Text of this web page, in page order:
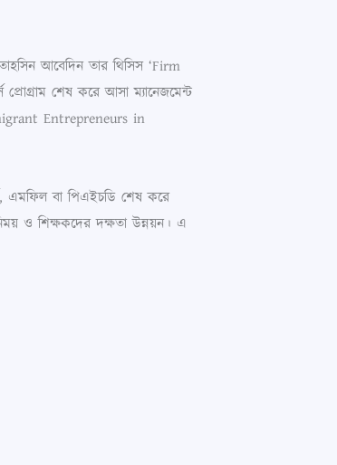
আবেদিন তার থিসিস ‘Firm
শেষ করে আসা ম্যানেজমেন্ট
Entrepreneurs in
এমফিল বা পিএইচডি শেষ করে
ও শিক্ষকদের দক্ষতা উন্নয়ন। এ